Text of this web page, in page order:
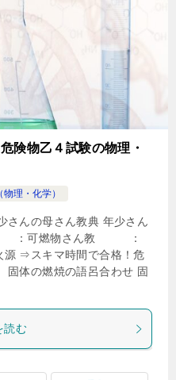
険物乙４試験の物理・
理・化学）
さんの母さん教典 年少さん
可燃物さん教 ：
キマ時間で合格！危
固体の燃焼の語呂合わせ 固
読む